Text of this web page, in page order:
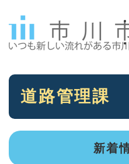
本
道路管理課
新着